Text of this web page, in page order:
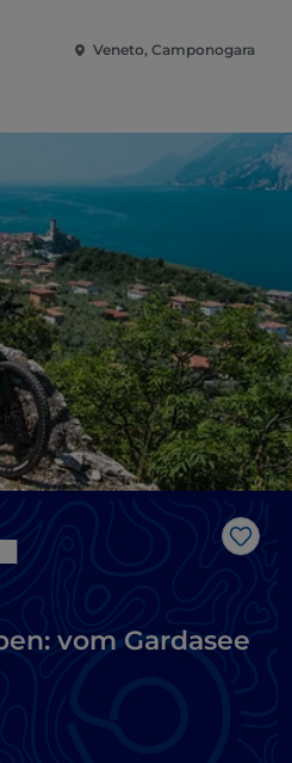
Veneto, Camponogara
Like
vom Gardasee